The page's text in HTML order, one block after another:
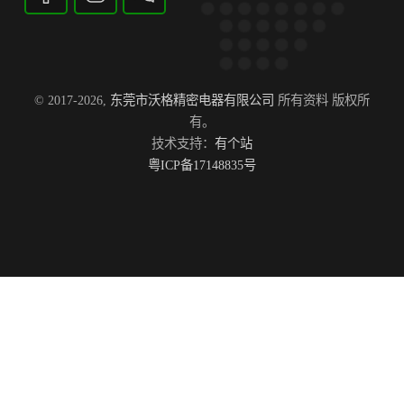
© 2017-2026, 东莞市沃格精密电器有限公司 所有资料 版权所
有。
技术支持： 有个站
粤ICP备17148835号